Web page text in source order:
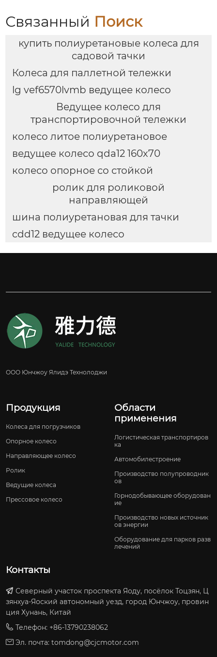
Связанный Поиск
купить полиуретановые колеса для
садовой тачки
Колеса для паллетной тележки
lg vef6570lvmb ведущее колесо
Ведущее колесо для
транспортировочной тележки
колесо литое полиуретановое
ведущее колесо qda12 160х70
колесо опорное со стойкой
ролик для роликовой
направляющей
шина полиуретановая для тачки
cdd12 ведущее колесо
ООО Юнчжоу Ялидэ Технолоджи
Продукция
Колеса для погрузчиков
Опорное колесо
Направляющее колесо
Ролик
Ведущие колеса
Прессовое колесо
Области
применения
Логистическая транспортиров
ка
Автомобилестроение
Производство полупроводник
ов
Горнодобывающее оборудован
ие
Производство новых источник
ов энергии
Оборудование для парков разв
лечений
Контакты
Северный участок проспекта Яоду, посёлок Тоцзян, Ц
зянхуа-Яоский автономный уезд, город Юнчжоу, провин
ция Хунань, Китай
Телефон: +86-13790238062
Эл. почта: tomdong@cjcmotor.com